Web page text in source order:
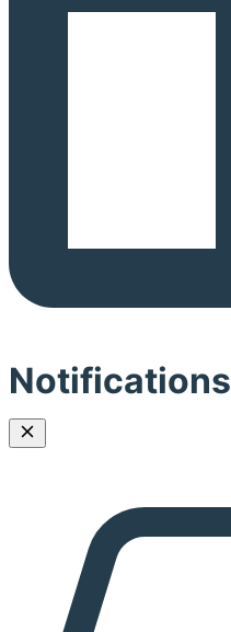
Notifications